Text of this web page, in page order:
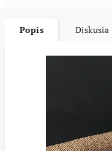
Popis Diskusia